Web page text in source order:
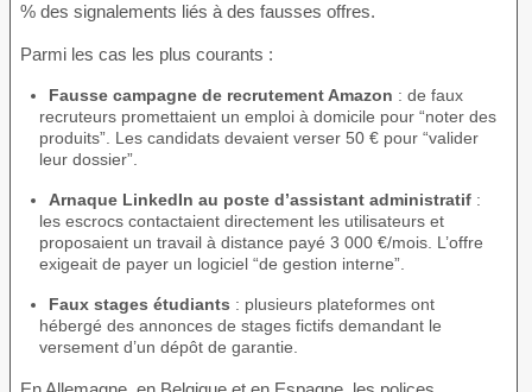
% des signalements liés à des fausses offres.
Parmi les cas les plus courants :
Fausse campagne de recrutement Amazon : de faux
recruteurs promettaient un emploi à domicile pour “noter des
produits”. Les candidats devaient verser 50 € pour “valider
leur dossier”.
Arnaque LinkedIn au poste d’assistant administratif :
les escrocs contactaient directement les utilisateurs et
proposaient un travail à distance payé 3 000 €/mois. L’offre
exigeait de payer un logiciel “de gestion interne”.
Faux stages étudiants : plusieurs plateformes ont
hébergé des annonces de stages fictifs demandant le
versement d’un dépôt de garantie.